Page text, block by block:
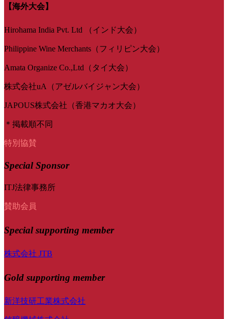
【海外大会】
Hirohama India Pvt. Ltd （インド大会）
Philippine Wine Merchants（フィリピン大会）
Amata Organize Co.,Ltd（タイ大会）
株式会社uA（アゼルバイジャン大会）
JAPOUS株式会社（香港マカオ大会）
＊掲載順不同
特別協賛
Special Sponsor
ITJ法律事務所
賛助会員
Specialsupporting member
株式会社 JTB
Gold supporting member
新洋技研工業株式会社